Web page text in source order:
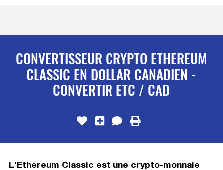
CONVERTISSEUR CRYPTO ETHEREUM
CLASSIC EN DOLLAR CANADIEN -
CONVERTIR ETC / CAD
L'Ethereum Classic est une crypto-monnaie